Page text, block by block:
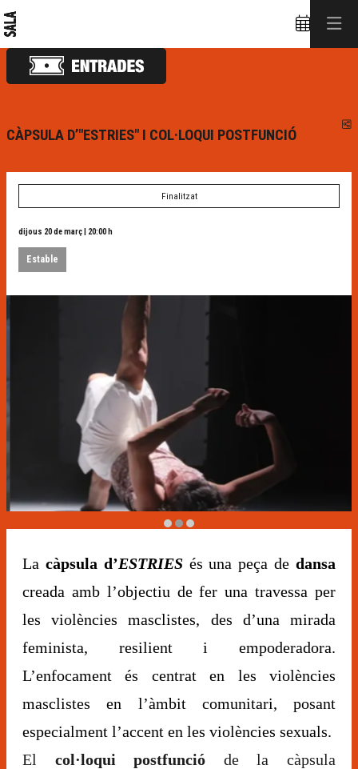
CÀPSULA D’"ESTRIES" I COL·LOQUI POSTFUNCIÓ
Finalitzat
dijous 20 de març 20:00 h
Estable
La càpsula d’ESTRIES és una peça dedansa
creada amb l’objectiu de fer una travessa per
les violències masclistes, des d’una mirada
feminista, resilient i empoderadora.
L’enfocament és centrat en les violències
masclistes en l’àmbit comunitari, posant
especialment l’accent en les violències sexuals.
El col·loqui postfunció de la càpsula